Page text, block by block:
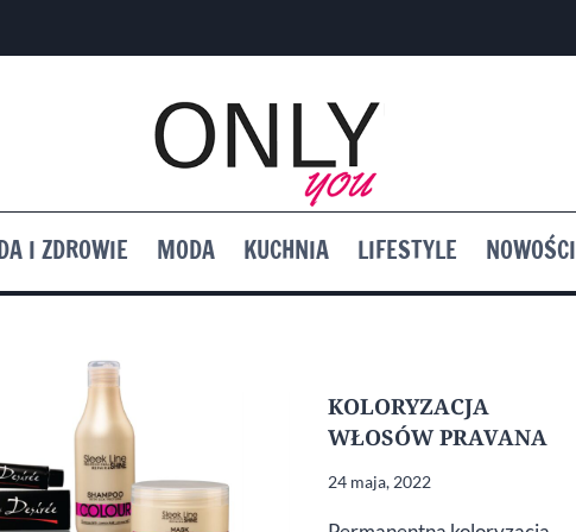
I ZDROWIE MODA KUCHNIA LIFESTYLE NOWOŚCI
KOLORYZACJA
WŁOSÓW PRAVANA
24 maja, 2022